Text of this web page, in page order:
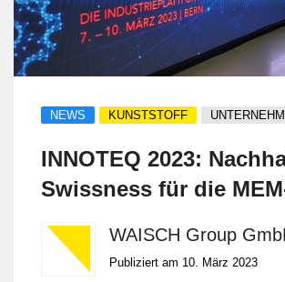
NEWS KUNSTSTOFF
INNOTEQ 2023:
Swissness für die
WAISCH Group
Publiziert am 10. März 2023